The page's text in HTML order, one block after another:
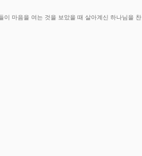
마음을 여는 것을 보았을 때 살아계신 하나님을 찬